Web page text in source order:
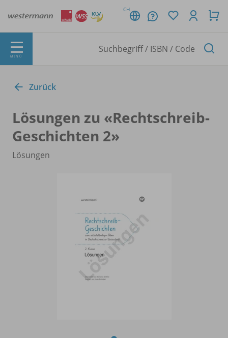
CH
MENÜ
Zurück
Lösungen zu «Rechtschreib-
Geschichten 2»
Lösungen